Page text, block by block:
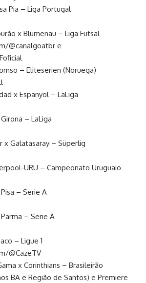
Pia – Liga Portugal
x Blumenau – Liga Futsal
@canalgoatbr e
– Eliteserien (Noruega)
x Espanyol – LaLiga
– LaLiga
x Galatasaray – Süperlig
URU – Campeonato Uruguaio
– Serie A
– Serie A
– Ligue 1
@CazeTV
x Corinthians – Brasileirão
BA e Região de Santos) e Premiere